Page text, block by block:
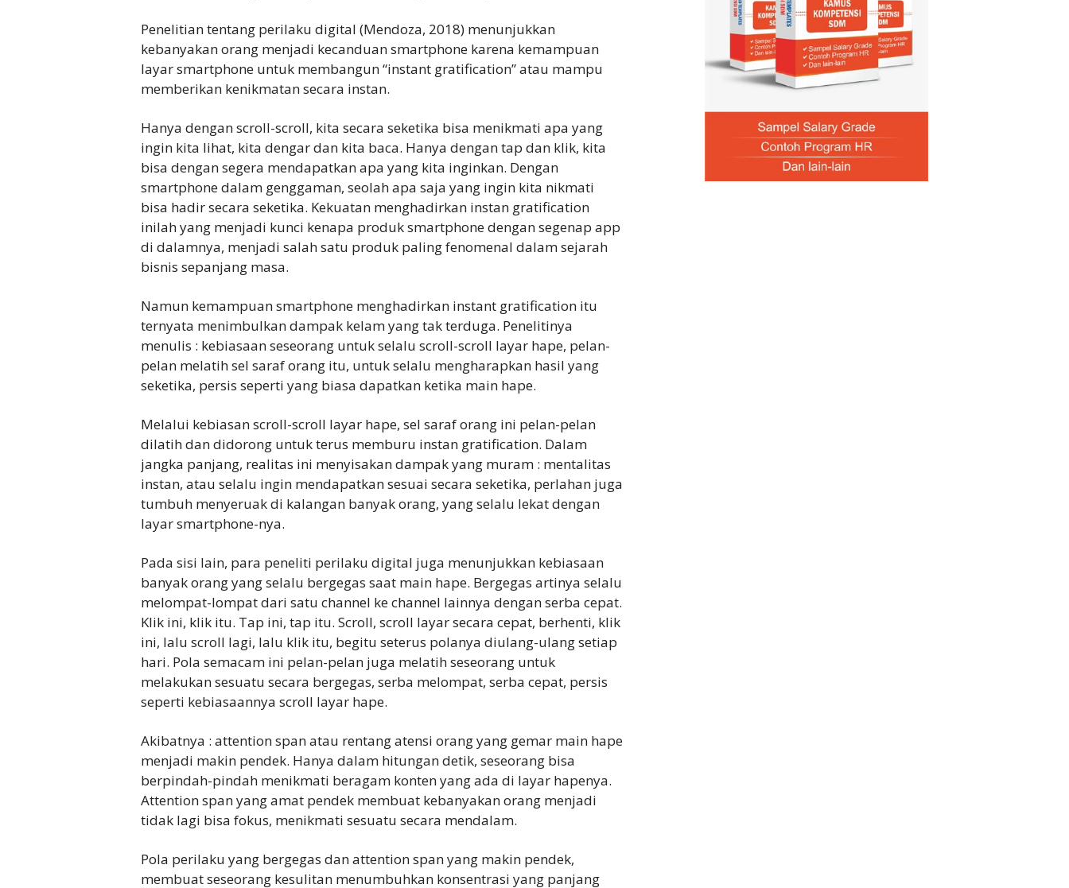
Penelitian tentang perilaku digital (Mendoza, 2018) menunjukkan
kebanyakan orang menjadi kecanduan smartphone karena kemampuan
layar smartphone untuk membangun “instant gratification” atau mampu
memberikan kenikmatan secara instan.
Hanya dengan scroll-scroll, kita secara seketika bisa menikmati apa yang
ingin kita lihat, kita dengar dan kita baca. Hanya dengan tap dan klik, kita
bisa dengan segera mendapatkan apa yang kita inginkan. Dengan
smartphone dalam genggaman, seolah apa saja yang ingin kita nikmati
bisa hadir secara seketika. Kekuatan menghadirkan instan gratification
inilah yang menjadi kunci kenapa produk smartphone dengan segenap app
di dalamnya, menjadi salah satu produk paling fenomenal dalam sejarah
bisnis sepanjang masa.
Namun kemampuan smartphone menghadirkan instant gratification itu
ternyata menimbulkan dampak kelam yang tak terduga. Penelitinya
menulis : kebiasaan seseorang untuk selalu scroll-scroll layar hape, pelan-
pelan melatih sel saraf orang itu, untuk selalu mengharapkan hasil yang
seketika, persis seperti yang biasa dapatkan ketika main hape.
Melalui kebiasan scroll-scroll layar hape, sel saraf orang ini pelan-pelan
dilatih dan didorong untuk terus memburu instan gratification. Dalam
jangka panjang, realitas ini menyisakan dampak yang muram : mentalitas
instan, atau selalu ingin mendapatkan sesuai secara seketika, perlahan juga
tumbuh menyeruak di kalangan banyak orang, yang selalu lekat dengan
layar smartphone-nya.
Pada sisi lain, para peneliti perilaku digital juga menunjukkan kebiasaan
banyak orang yang selalu bergegas saat main hape. Bergegas artinya selalu
melompat-lompat dari satu channel ke channel lainnya dengan serba cepat.
Klik ini, klik itu. Tap ini, tap itu. Scroll, scroll layar secara cepat, berhenti, klik
ini, lalu scroll lagi, lalu klik itu, begitu seterus polanya diulang-ulang setiap
hari. Pola semacam ini pelan-pelan juga melatih seseorang untuk
melakukan sesuatu secara bergegas, serba melompat, serba cepat, persis
seperti kebiasaannya scroll layar hape.
Akibatnya : attention span atau rentang atensi orang yang gemar main hape
menjadi makin pendek. Hanya dalam hitungan detik, seseorang bisa
berpindah-pindah menikmati beragam konten yang ada di layar hapenya.
Attention span yang amat pendek membuat kebanyakan orang menjadi
tidak lagi bisa fokus, menikmati sesuatu secara mendalam.
Pola perilaku yang bergegas dan attention span yang makin pendek,
membuat seseorang kesulitan menumbuhkan konsentrasi yang panjang